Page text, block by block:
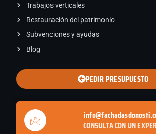
Trabajos verticales
Restauración del patrimonio
Subvenciones y ayudas
Blog
PEDIR PRESUPUESTO
CONSULTA CON UN